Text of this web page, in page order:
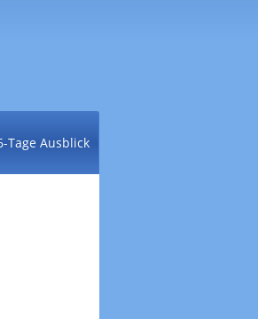
Tage Ausblick